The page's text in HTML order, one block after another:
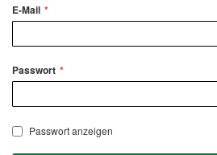
E-Mail
Passwort
Passwort anzeigen